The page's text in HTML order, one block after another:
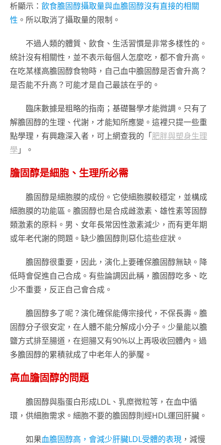
析顯示： 飲食膽固醇攝取量與血膽固醇沒有直接的相關
性 。所以取消了攝取量的限制。
不過人類的體質、飲食、生活習慣是非常多樣性的。
統計沒有相關性，並不表示每個人怎麼吃，都不會升高。
在吃某樣高膽固醇食物時，自己血中膽固醇是否會升高？
是否能不升高？可能才是自己最該在乎的。
臨床數據是粗略的指南；基礎醫學才能微調。只有了
解膽固醇的生理、代謝，才能知所應變。這裡只提一些重
點學理，有興趣深入者，可上網查我的「肥胖與塑身生理
學 」。
膽固醇是細胞、生理所必需
膽固醇是細胞膜的成份。它使細胞膜較穩定，並構成
細胞膜的功能區。膽固醇也是合成雌激素、雄性素等固醇
類激素的原料。男、女年長常因性激素減少，而有更年期
或年老代謝的問題。缺少膽固醇則惡化這些症狀。
膽固醇很重要，因此，演化上要確保膽固醇無缺。降
低時會促進自己合成。有些論調因此稱，膽固醇吃多、吃
少不重要，反正自己會合成。
膽固醇多了呢？演化確保能傳宗接代，不保長壽。膽
固醇分子很安定，在人體不能分解成小分子。少量能以膽
鹽方式排至腸道，在迴腸又有90%以上再吸收回體內。過
多膽固醇的累積就成了中老年人的夢魘。
高血膽固醇的問題
膽固醇與脂蛋白形成LDL、乳糜微粒等，在血中循
環，供細胞需求。細胞不要的膽固醇則經HDL運回肝臟。
如果血膽固醇高，會減少肝臟LDL受體的表現 ，減慢